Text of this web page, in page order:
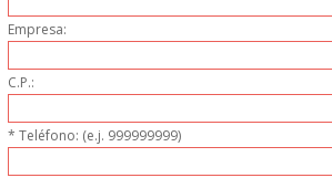
GARANTIAS Y
Empresa:
C.P.:
* Teléfono: (e.j. 999999999)